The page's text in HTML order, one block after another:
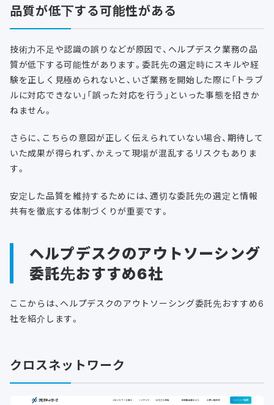
品質が低下する可能性がある
技術力不足や認識の誤りなどが原因で、ヘルプデスク業務の品
質が低下する可能性があります。委託先の選定時にスキルや経
験を正しく見極められないと、いざ業務を開始した際に「トラブ
ルに対応できない」「誤った対応を行う」といった事態を招きか
ねません。
さらに、こちらの意図が正しく伝えられていない場合、期待して
いた成果が得られず、かえって現場が混乱するリスクもありま
す。
安定した品質を維持するためには、適切な委託先の選定と情報
共有を徹底する体制づくりが重要です。
ヘルプデスクのアウトソーシング
委託先おすすめ6社
ここからは、ヘルプデスクのアウトソーシング委託先おすすめ6
社を紹介します。
クロスネットワーク